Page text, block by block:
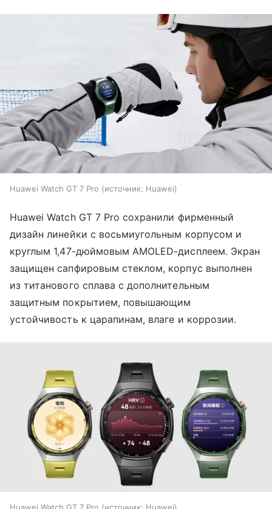
Huawei Watch GT 7 Pro источник: Huawei
Huawei Watch GT 7 Pro сохранили фирменный
дизайн линейки с восьмиугольным корпусом и
круглым 1,47-дюймовым AMOLED-дисплеем. Экран
защищен сапфировым стеклом, корпус выполнен
из титанового сплава с дополнительным
защитным покрытием, повышающим
устойчивость к царапинам, влаге и коррозии.